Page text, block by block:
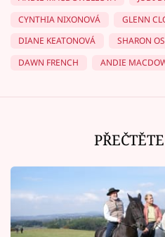
CYNTHIA NIXONOVÁ
GLENN
DIANE KEATONOVÁ
SHARON
DAWN FRENCH
ANDIE